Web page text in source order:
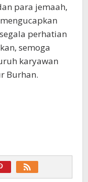
para jemaah,
perhatian
semoga
karyawan
Burhan.